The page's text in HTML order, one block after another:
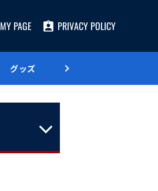
MY PAGE PRIVACY POLICY
グッズ